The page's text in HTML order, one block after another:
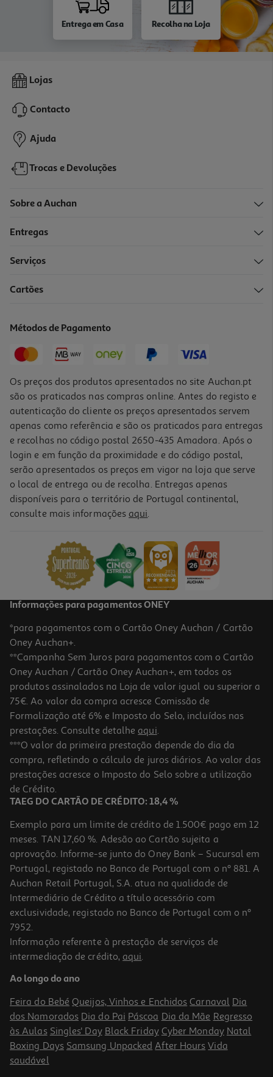
Entrega em Casa Recolha na Loja
Lojas
Contacto
Ajuda
Trocas e Devoluções
Sobre a Auchan
Entregas
Serviços
Cartões
Métodos de Pagamento
Os preços dos produtos apresentados no site Auchan.pt
são os praticados nas compras online. Antes do registo e
autenticação do cliente os preços apresentados servem
apenas como referência e são os praticados para entregas
e recolhas no código postal 2650-435 Amadora. Após o
login e em função da proximidade e do código postal,
serão apresentados os preços em vigor na loja que serve
o local de entrega ou de recolha. Entregas apenas
disponíveis para o território de Portugal continental,
consulte mais informações aqui.
Informações para pagamentos ONEY
*para pagamentos com o Cartão Oney Auchan / Cartão
Oney Auchan+.
**Campanha Sem Juros para pagamentos com o Cartão
Oney Auchan / Cartão Oney Auchan+, em todos os
produtos assinalados na Loja de valor igual ou superior a
75€. Ao valor da compra acresce Comissão de
Formalização até 6% e Imposto do Selo, incluídos nas
prestações. Consulte detalhe aqui.
***O valor da primeira prestação depende do dia da
compra, refletindo o cálculo de juros diários. Ao valor das
prestações acresce o Imposto do Selo sobre a utilização
de Crédito.
TAEG DO CARTÃO DE CRÉDITO: 18,4 %
Exemplo para um limite de crédito de 1.500€ pago em 12
meses. TAN 17,60 %. Adesão ao Cartão sujeita a
aprovação. Informe-se junto do Oney Bank – Sucursal em
Portugal, registado no Banco de Portugal com o nº 881. A
Auchan Retail Portugal, S.A. atua na qualidade de
Intermediário de Crédito a título acessório com
exclusividade, registado no Banco de Portugal com o nº
7952.
Informação referente à prestação de serviços de
intermediação de crédito, aqui.
Ao longo do ano
Feira do Bebé Queijos, Vinhos e Enchidos Carnaval Dia
dos Namorados Dia do Pai Páscoa Dia da Mãe Regresso
às Aulas Singles' Day Black Friday Cyber Monday Natal
Boxing Days Samsung Unpacked After Hours Vida
saudável